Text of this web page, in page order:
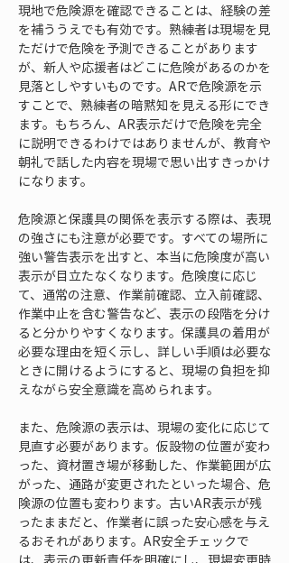
現地で危険源を確認できることは、経験の差
を補ううえでも有効です。熟練者は現場を見
ただけで危険を予測できることがあります
が、新人や応援者はどこに危険があるのかを
見落としやすいものです。ARで危険源を示
すことで、熟練者の暗黙知を見える形にでき
ます。もちろん、AR表示だけで危険を完全
に説明できるわけではありませんが、教育や
朝礼で話した内容を現場で思い出すきっかけ
になります。
危険源と保護具の関係を表示する際は、表現
の強さにも注意が必要です。すべての場所に
強い警告表示を出すと、本当に危険度が高い
表示が目立たなくなります。危険度に応じ
て、通常の注意、作業前確認、立入前確認、
作業中止を含む警告など、表示の段階を分け
ると分かりやすくなります。保護具の着用が
必要な理由を短く示し、詳しい手順は必要な
ときに開けるようにすると、現場の負担を抑
えながら安全意識を高められます。
また、危険源の表示は、現場の変化に応じて
見直す必要があります。仮設物の位置が変わ
った、資材置き場が移動した、作業範囲が広
がった、通路が変更されたといった場合、危
険源の位置も変わります。古いAR表示が残
ったままだと、作業者に誤った安心感を与え
るおそれがあります。AR安全チェックで
は、表示の更新責任を明確にし、現場変更時